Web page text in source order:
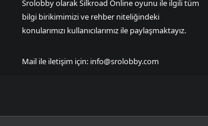
Srolobby olarak Silkroad Online oyunu ile ilgili tüm
bilgi birikimimizi ve rehber niteliğindeki
konularımızı kullanıcılarımız ile paylaşmaktayız.
Mail ile iletişim için: info@srolobby.com